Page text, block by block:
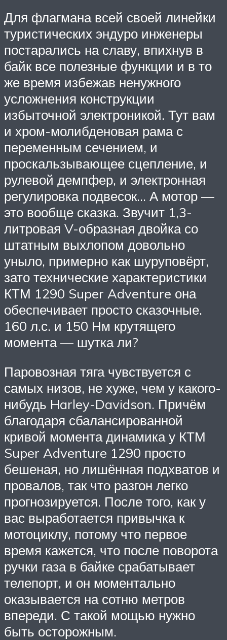
Для флагмана всей своей линейки
туристических эндуро инженеры
постарались на славу, впихнув в
байк все полезные функции и в то
же время избежав ненужного
усложнения конструкции
избыточной электроникой. Тут вам
и хром-молибденовая рама с
переменным сечением, и
проскальзывающее сцепление, и
рулевой демпфер, и электронная
регулировка подвесок… А мотор —
это вообще сказка. Звучит 1,3-
литровая V-образная двойка со
штатным выхлопом довольно
уныло, примерно как шуруповёрт,
зато технические характеристики
КТМ 1290 Super Adventure она
обеспечивает просто сказочные.
160 л.с. и 150 Нм крутящего
момента — шутка ли?
Паровозная тяга чувствуется с
самых низов, не хуже, чем у какого-
нибудь Harley-Davidson. Причём
благодаря сбалансированной
кривой момента динамика у КТМ
Super Adventure 1290 просто
бешеная, но лишённая подхватов и
провалов, так что разгон легко
прогнозируется. После того, как у
вас выработается привычка к
мотоциклу, потому что первое
время кажется, что после поворота
ручки газа в байке срабатывает
телепорт, и он моментально
оказывается на сотню метров
впереди. С такой мощью нужно
быть осторожным.